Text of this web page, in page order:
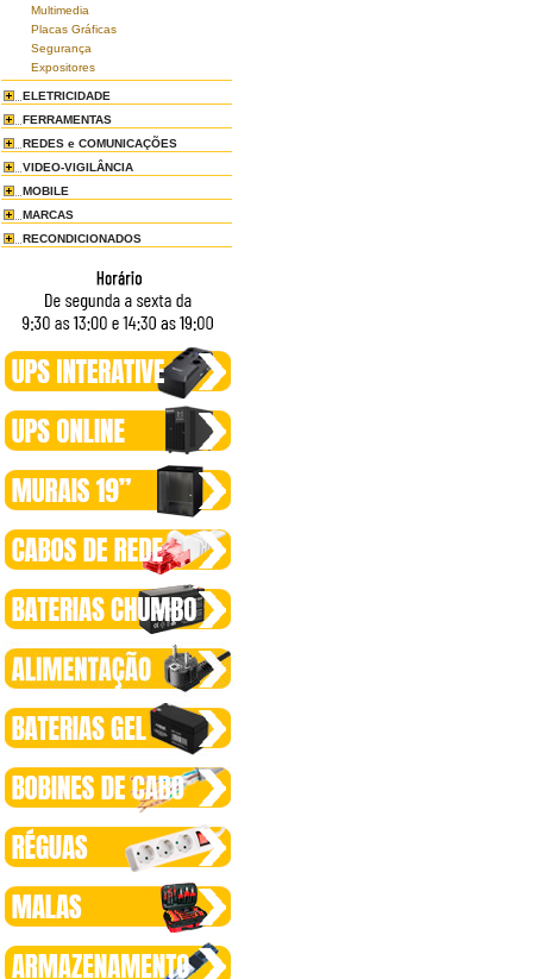
Multimedia
Placas Gráficas
Segurança
Expositores
ELETRICIDADE
FERRAMENTAS
REDES e COMUNICAÇÕES
VIDEO-VIGILÂNCIA
MOBILE
MARCAS
RECONDICIONADOS